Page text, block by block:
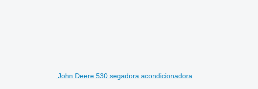
John Deere 530 segadora acondicionadora